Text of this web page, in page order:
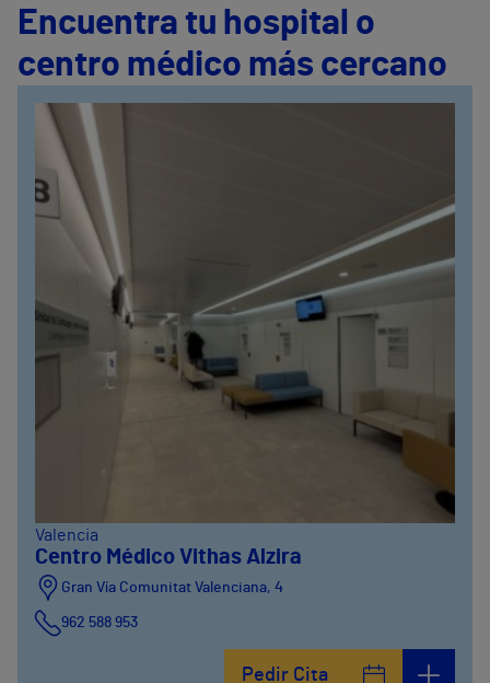
Encuentra tu hospital o
centro médico más cercano
Valencia
Centro Médico Vithas Alzira
Gran Vía Comunitat Valenciana, 4
962 588 953
Pedir Cita